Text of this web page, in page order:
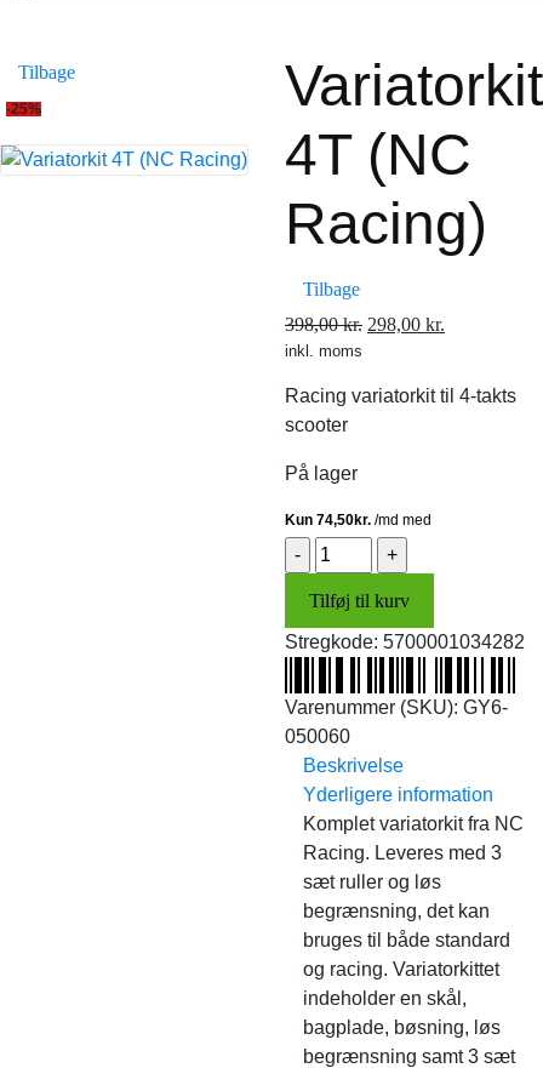
Tilbage
-25%
Variatorkit
4T (NC
Racing)
Tilbage
398,00kr. Den
298,00 kr.
inkl. moms
Racing variatorkit til 4-takts
scooter
På lager
Variatorkit
4T
(NC
Racing)
Tilføj til kurv
Stregkode: 5700001034282
Varenummer (SKU): GY6-
050060
Beskrivelse
Yderligere information
Komplet variatorkit fra NC
Racing. Leveres med 3
sæt ruller og løs
begrænsning, det kan
bruges til både standard
og racing. Variatorkittet
indeholder en skål,
bagplade, bøsning, løs
begrænsning samt 3 sæt